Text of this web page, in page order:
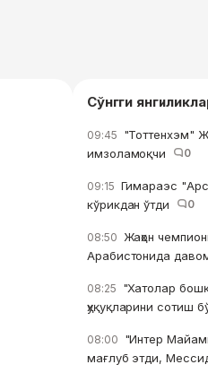
Сўнгги
09:45 "Тоттенхэм"
имзоламоқчи
0
09:15 Гимараэс
кўрикдан ўтди
0
08:50 Жаҳон
Арабистонида
08:25 "Хатолар
ҳуқуқларини сотиш
08:00 "Интер
мағлуб этди,